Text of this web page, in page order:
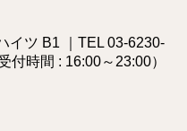
イツ B1 ｜TEL 03-6230-
付時間 : 16:00～23:00）